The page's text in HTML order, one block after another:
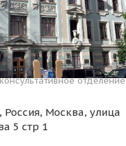
отделение
Россия, Москва, улица
5 стр 1